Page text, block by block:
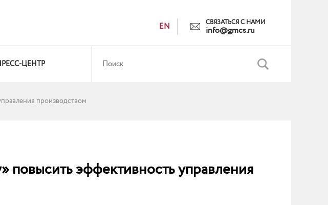
EN СВЯЗАТЬСЯ С НАМИ
info@gmcs.ru
ЦЕНТР
производством
повысить эффективность управления